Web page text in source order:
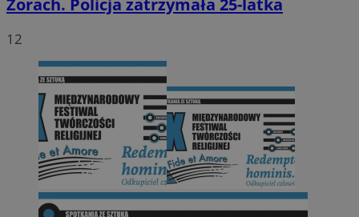
Żorach. Policja zatrzymała 25-latka
12